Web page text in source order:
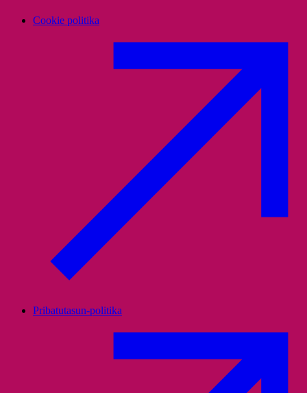
Cookie politika
Pribatutasun-politika